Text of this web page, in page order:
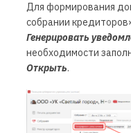
Для формирования
собрании
Генерировать
необходимости
Открыть.